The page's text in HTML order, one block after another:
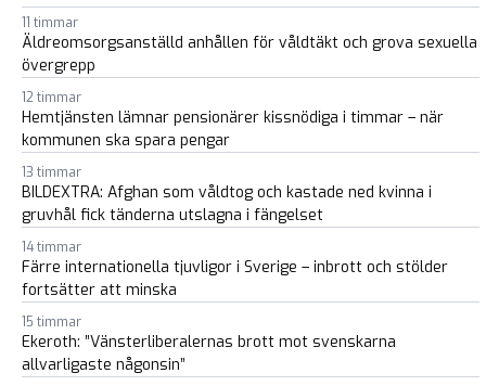
11 timmar
Äldreomsorgsanställd anhållen för våldtäkt och grova sexuella
övergrepp
12 timmar
Hemtjänsten lämnar pensionärer kissnödiga i timmar – när
kommunen ska spara pengar
13 timmar
BILDEXTRA: Afghan som våldtog och kastade ned kvinna i
gruvhål fick tänderna utslagna i fängelset
14 timmar
Färre internationella tjuvligor i Sverige – inbrott och stölder
fortsätter att minska
15 timmar
Ekeroth: ”Vänsterliberalernas brott mot svenskarna
allvarligaste någonsin”